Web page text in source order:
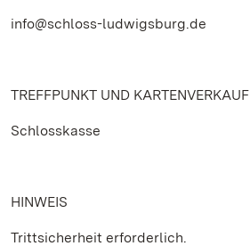
info@schloss-ludwigsburg.de
TREFFPUNKT UND KARTENVERKAUF
Schlosskasse
HINWEIS
Trittsicherheit erforderlich.